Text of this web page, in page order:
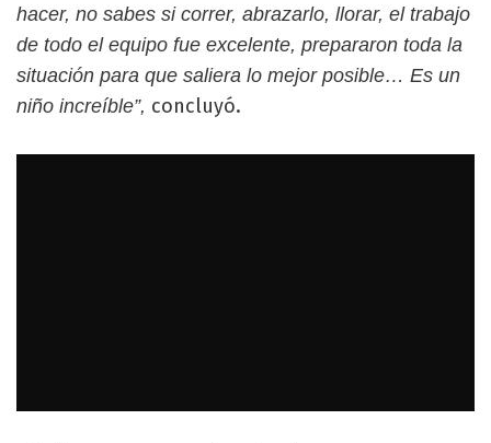
hacer, no sabes si correr, abrazarlo, llorar, el trabajo
de todo el equipo fue excelente, prepararon toda la
situación para que saliera lo mejor posible… Es un
niño increíble”, concluyó.